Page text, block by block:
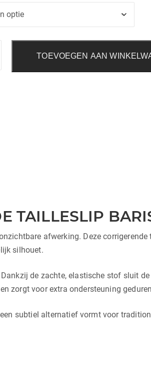
TOEVOEGEN AAN
TAILLESLIP
afwerking. Deze
silhouet.
de zachte, elastische stof sluit
zorgt voor extra ondersteuning
subtiel alternatief vormt voor